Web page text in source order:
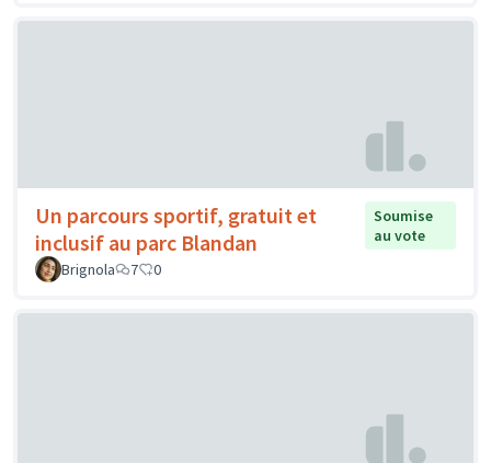
Un parcours sportif, gratuit et
inclusif au parc Blandan
Soumise
au vote
Brignola
7 0